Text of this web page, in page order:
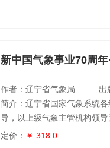
新中国气象事业70周年
作者：辽宁省气象局
出
简介：辽宁省国家气象系统
导，以上级气象主管机构领
下，承担本行政区域内气象
定价： ￥ 318.0